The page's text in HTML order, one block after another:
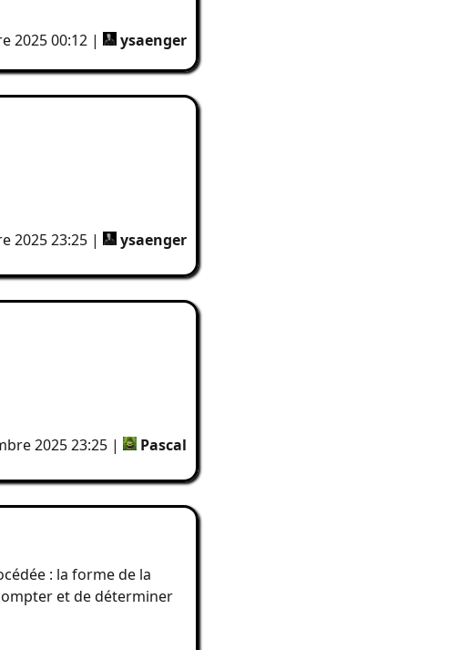
2025 00:12 | ysaenger
2025 23:25 | ysaenger
2025 23:25 | Pascal
: la forme de la
et de déterminer